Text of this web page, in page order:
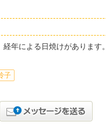
年による日焼けがあります。
子